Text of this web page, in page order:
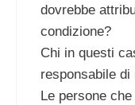
dovrebbe
condizione?
Chi in questi
responsabile
Le persone